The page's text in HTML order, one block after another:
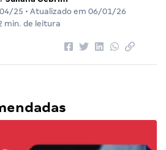
25 • Atualizado em 06/01/26
min. de leitura